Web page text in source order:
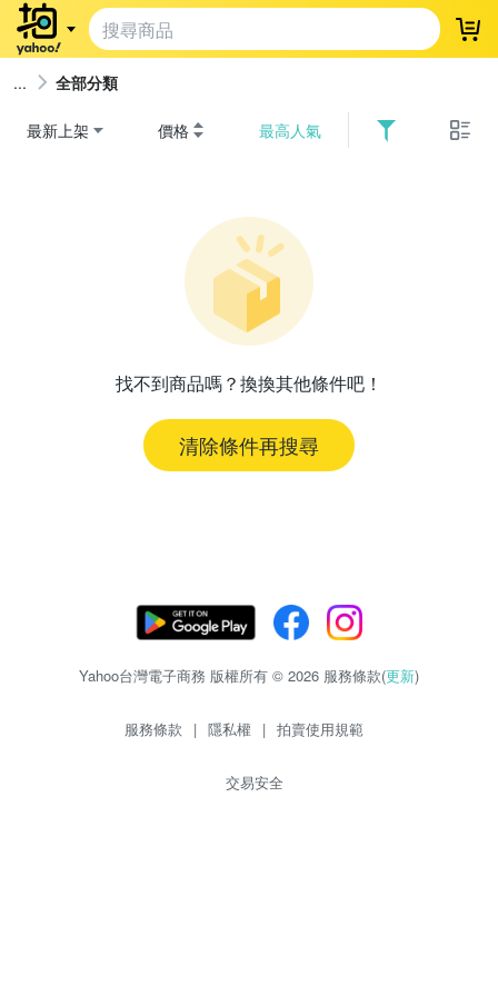
登
全部分類
最新上架 價格 最高人氣
找不到商品嗎？換換其他條件吧！
清除條件再搜尋
Yahoo台灣電子商務 版權所有 © 2026 服務條款(更新)
服務條款 | 隱私權 | 拍賣使用規範
交易安全